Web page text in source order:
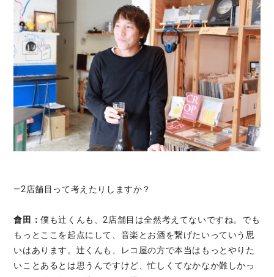
—2店舗目って考えたりしますか？
會田：僕も辻くんも、2店舗目は全然考えてないですね。でも
もっとここを起点にして、音楽とお酒を繋げたいっていう思
いはあります。辻くんも、レコ屋の方で本当はもっとやりた
いことあるとは思うんですけど、忙しくてなかなか難しかっ